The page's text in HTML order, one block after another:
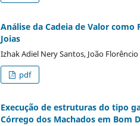
Análise da Cadeia de Valor
Joias
Izhak Adiel Nery Santos, João
pdf
Execução de estruturas do tipo
Córrego dos Machados em Bom